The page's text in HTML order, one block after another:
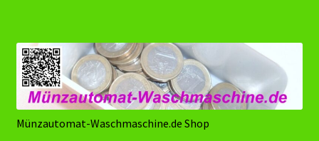
Münzautomat-Waschmaschine.de Shop